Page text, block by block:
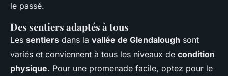
le passé.
Des sentiers adaptés à tous
Les sentiers dans la vallée de Glendalough sont
variés et conviennent à tous les niveaux de condition
physique. Pour une promenade facile, optez pour le